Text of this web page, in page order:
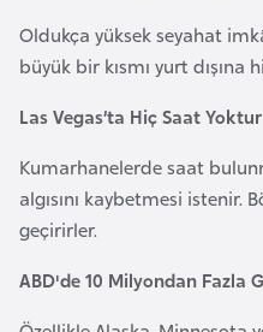
Oldukça yüksek seyahat
büyük bir kısmı yurt dışına
Las Vegas’ta Hiç Saat Yoktur
Kumarhanelerde saat
algısını kaybetmesi istenir.
geçirirler.
ABD'de 10 Milyondan Fazla
r
i
t
a
n
r